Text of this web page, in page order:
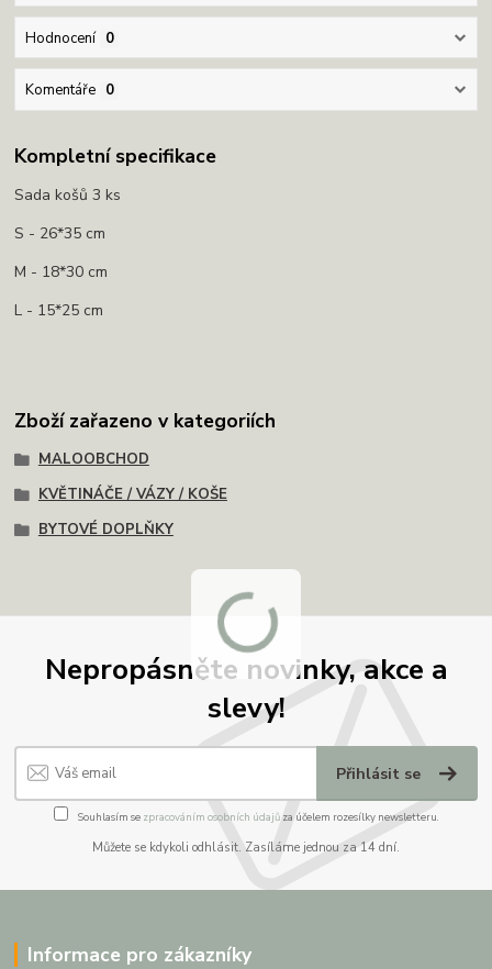
Hodnocení 0
Komentáře 0
Kompletní specifikace
Sada košů 3 ks
S - 26*35 cm
M - 18*30 cm
L - 15*25 cm
Zboží zařazeno v kategoriích
MALOOBCHOD
KVĚTINÁČE / VÁZY / KOŠE
BYTOVÉ DOPLŇKY
Nepropásněte novinky, akce a
slevy!
Přihlásit se
Souhlasím se zpracováním osobních údajůza účelem rozesílky newsletteru.
Můžete se kdykoli odhlásit. Zasíláme jednou za 14 dní.
Informace pro zákazníky